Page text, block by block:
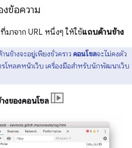
ข้อความ
มาจาก URL หนึ่งๆ ให้ใช้แถบด้านข้าง
นข้างจะอยู่เพียงชั่วคราว คอนโซลจะไม่คงตัว
โหลดหน้าเว็บ เครื่องมือสำหรับนักพัฒนาเว็บ
งของคอนโซล